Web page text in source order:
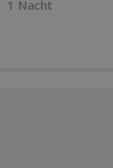
1 Nacht
basierend auf